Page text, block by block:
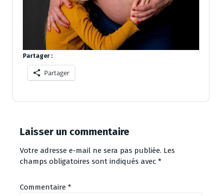
Partager :
Partager
Laisser un commentaire
Votre adresse e-mail ne sera pas publiée. Les
champs obligatoires sont indiqués avec *
Commentaire *